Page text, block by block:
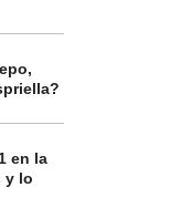
en la
y lo